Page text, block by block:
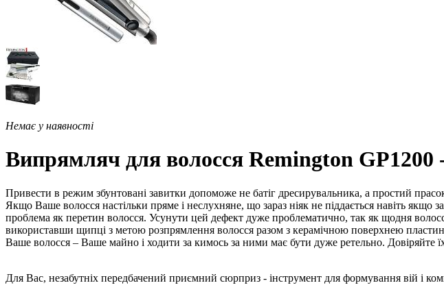
Немає у наявності
Випрямляч для волосся Remington GP1200
Привести в режим збунтовані завитки допоможе не батіг дресирувальника, а простий
Якщо Ваше волосся настільки пряме і неслухняне, що зараз ніяк не піддається навіть
проблема як перетин волосся. Усунути цей дефект дуже проблематично, так як щодня
використавши щипці з метою розпрямлення волосся разом з керамічною поверхнею
Ваше волосся – Ваше майно і ходити за кимось за ними має бути дуже ретельно. Довіряйте
Для Вас, незабутніх передбачений приємний сюрприз - інструмент для формування вій і